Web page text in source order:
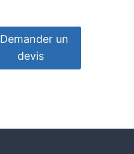
Demander un
devis